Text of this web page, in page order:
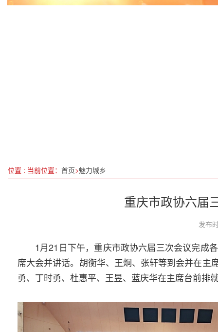
位置 : 当前位置： 首页>魅力城乡
重庆市政协六届
发布
1月21日下午，重庆市政协六届三次会议完成
席大会并讲话。胡衡华、王炯、张轩等到会并在
勇、丁时勇、杜惠平、王昱、蓝庆华在主席台前排